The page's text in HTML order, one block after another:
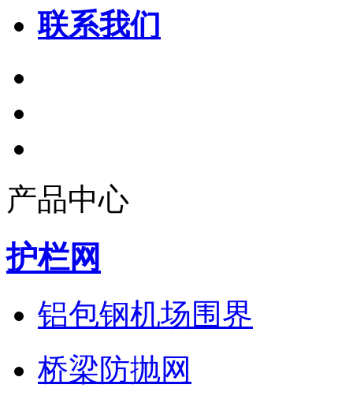
联系我们
产品中心
护栏网
铝包钢机场围界
桥梁防抛网